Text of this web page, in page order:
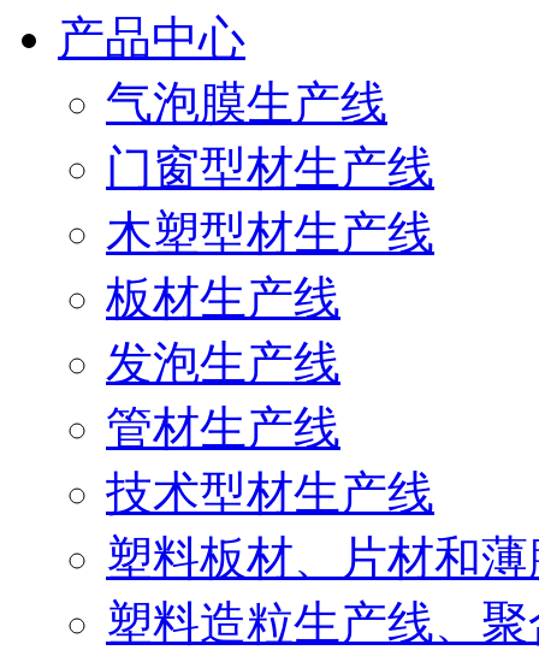
产品中心
气泡膜生产线
门窗型材生产线
木塑型材生产线
板材生产线
发泡生产线
管材生产线
技术型材生产线
塑料板材、片材和
塑料造粒生产线、